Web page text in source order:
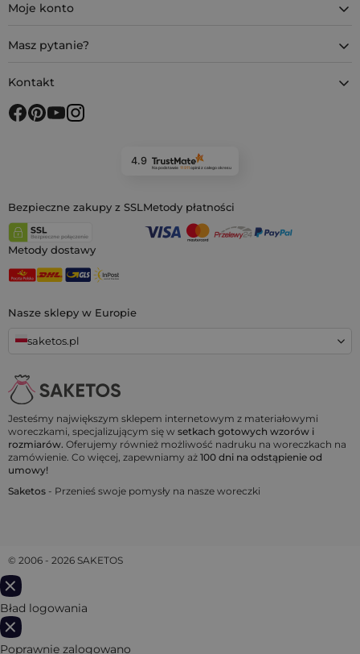
Jesteśmy największym sklepem internetowym z materiałowymi
woreczkami, specjalizującym się w setkach gotowych wzorów i
rozmiarów. Oferujemy również możliwość nadruku na woreczkach na
zamówienie. Co więcej, zapewniamy aż 100 dni na odstąpienie od
umowy!
Saketos - Przenieś swoje pomysły na nasze woreczki
Nasze sklepy w Europie
saketos.pl
Moje konto
Masz pytanie?
Kontakt
4.9
Na podstawie 11 911opiniiz całego okresu
Bezpieczne zakupy z SSL Metody płatności
Metody dostawy
© 2006 - 2026 SAKETOS
Bład logowania
Poprawnie zalogowano